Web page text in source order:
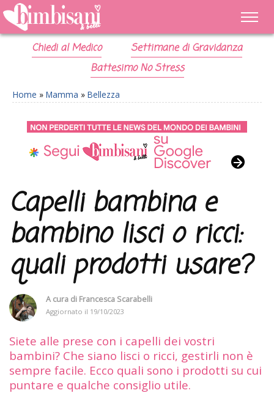
Chiedi al Medico
Settimane di Gravidanza
Battesimo No Stress
Home » Mamma » Bellezza
Capelli bambina e
bambino lisci o ricci:
quali prodotti usare?
A cura di Francesca Scarabelli
Aggiornato il 19/10/2023
Siete alle prese con i capelli dei vostri
bambini? Che siano lisci o ricci, gestirli non è
sempre facile. Ecco quali sono i prodotti su cui
puntare e qualche consiglio utile.